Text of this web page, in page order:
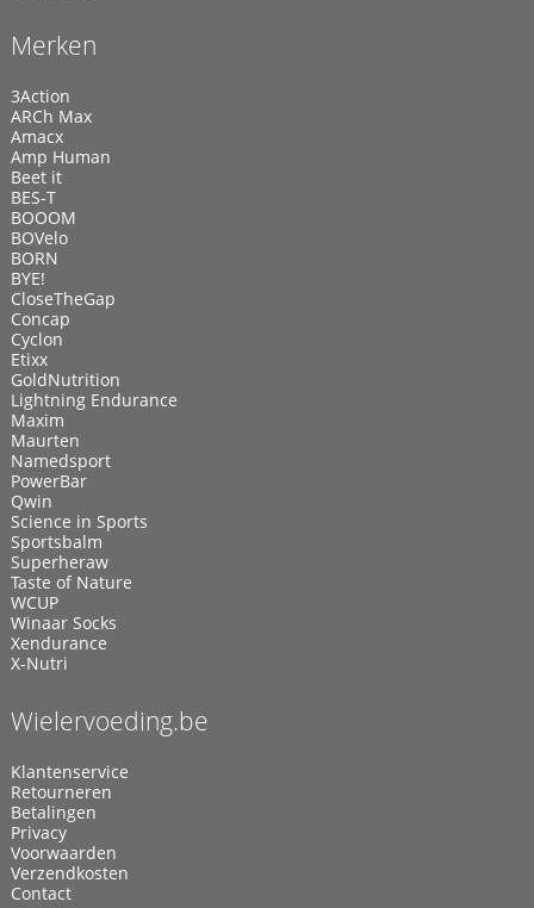
Merken
3Action
ARCh Max
Amacx
Amp Human
Beet it
BES-T
BOOOM
BOVelo
BORN
BYE!
CloseTheGap
Concap
Cyclon
Etixx
GoldNutrition
Lightning Endurance
Maxim
Maurten
Namedsport
PowerBar
Qwin
Science in Sports
Sportsbalm
Superheraw
Taste of Nature
WCUP
Winaar Socks
Xendurance
X-Nutri
Wielervoeding.be
Klantenservice
Retourneren
Betalingen
Privacy
Voorwaarden
Verzendkosten
Contact